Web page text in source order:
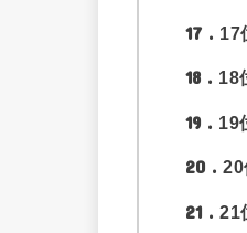
17 17
18 18
19 19
20
21